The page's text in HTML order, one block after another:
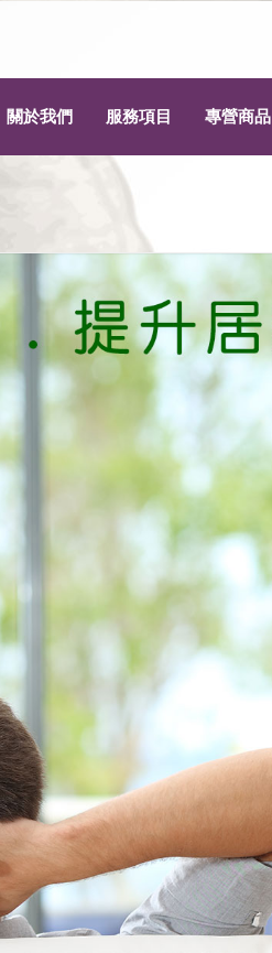
關於我們 服務項目 專營商品